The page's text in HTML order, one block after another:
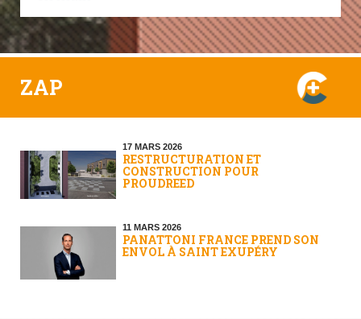
ZAP
17 MARS 2026
RESTRUCTURATION ET
CONSTRUCTION POUR
PROUDREED
11 MARS 2026
PANATTONI FRANCE PREND SON
ENVOL À SAINT EXUPÉRY